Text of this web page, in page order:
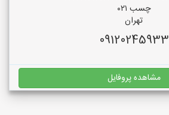
چسب ۰۲۱
تهران
09120245933
مشاهده پروفایل